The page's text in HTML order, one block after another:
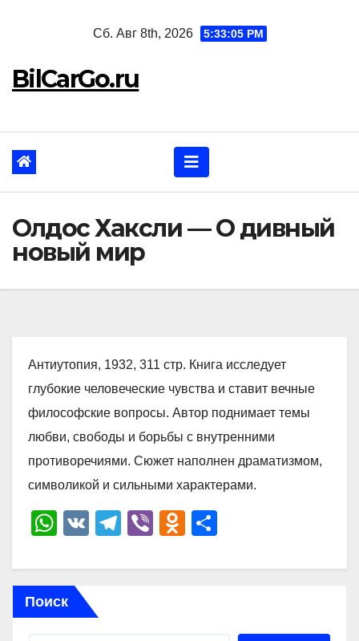
Сб. Авг 8th, 2026 5:33:06 PM
BilCarGo.ru
Олдос Хаксли — О дивный
новый мир
Антиутопия, 1932, 311 стр. Книга исследует
глубокие человеческие чувства и ставит вечные
философские вопросы. Автор поднимает темы
любви, свободы и борьбы с внутренними
противоречиями. Сюжет наполнен драматизмом,
символикой и сильными характерами.
W
at
s
A
V
T
e
Vi
er
O
n
р
Поиск